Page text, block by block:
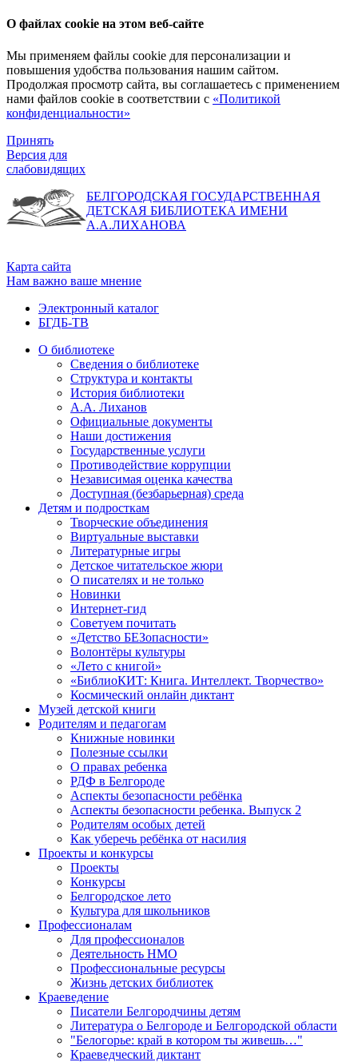
О файлах cookie на этом веб-сайте
Мы применяем файлы cookie для персонализации и
повышения удобства пользования нашим сайтом.
Продолжая просмотр сайта, вы соглашаетесь с применением
нами файлов cookie в соответствии с «Политикой
конфиденциальности»
Принять
Версия для
слабовидящих
БЕЛГОРОДСКАЯ ГОСУДАРСТВЕННАЯ
ДЕТСКАЯ БИБЛИОТЕКА ИМЕНИ
А.А.ЛИХАНОВА
Карта сайта
Нам важно ваше мнение
Электронный каталог
БГДБ-ТВ
О библиотеке
Сведения о библиотеке
Структура и контакты
История библиотеки
А.А. Лиханов
Официальные документы
Наши достижения
Государственные услуги
Противодействие коррупции
Независимая оценка качества
Доступная (безбарьерная) среда
Детям и подросткам
Творческие объединения
Виртуальные выставки
Литературные игры
Детское читательское жюри
О писателях и не только
Новинки
Интернет-гид
Советуем почитать
«Детство БЕЗопасности»
Волонтёры культуры
«Лето с книгой»
«БиблиоКИТ: Книга. Интеллект. Творчество»
Космический онлайн диктант
Музей детской книги
Родителям и педагогам
Книжные новинки
Полезные ссылки
О правах ребенка
РДФ в Белгороде
Аспекты безопасности ребёнка
Аспекты безопасности ребенка. Выпуск 2
Родителям особых детей
Как уберечь ребёнка от насилия
Проекты и конкурсы
Проекты
Конкурсы
Белгородское лето
Культура для школьников
Профессионалам
Для профессионалов
Деятельность НМО
Профессиональные ресурсы
Жизнь детских библиотек
Краеведение
Писатели Белгородчины детям
Литература о Белгороде и Белгородской области
"Белогорье: край в котором ты живешь…"
Краеведческий диктант